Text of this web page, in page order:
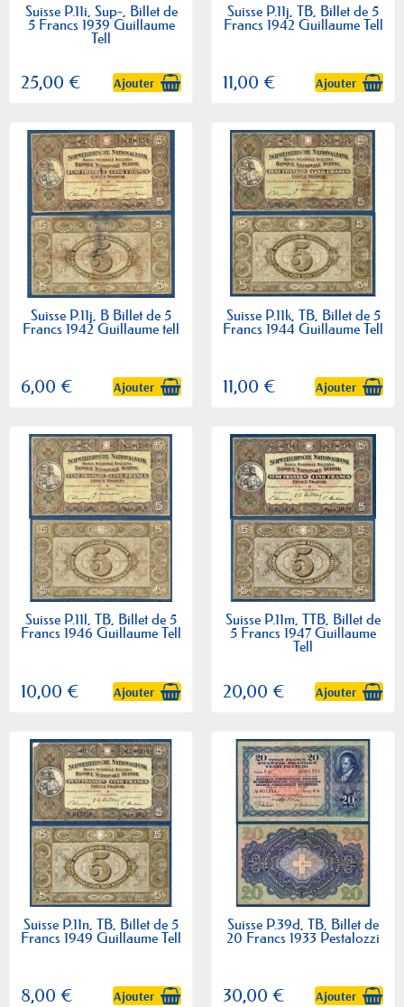
Suisse P.11i, Sup-, Billet de
5 Francs 1939 Guillaume
Tell
25,00 € Ajouter
Suisse P.11j, TB, Billet de 5
Francs 1942 Guillaume Tell
11,00 € Ajouter
Suisse P.11j, B Billet de 5
Francs 1942 Guillaume tell
6,00 € Ajouter
Suisse P.11k, TB, Billet de 5
Francs 1944 Guillaume Tell
11,00 € Ajouter
Suisse P.11l, TB, Billet de 5
Francs 1946 Guillaume Tell
10,00 € Ajouter
Suisse P.11m, TTB, Billet de
5 Francs 1947 Guillaume
Tell
20,00 € Ajouter
Suisse P.11n, TB, Billet de 5
Francs 1949 Guillaume Tell
8,00 € Ajouter
Suisse P.39d, TB, Billet de
20 Francs 1933 Pestalozzi
30,00 € Ajouter